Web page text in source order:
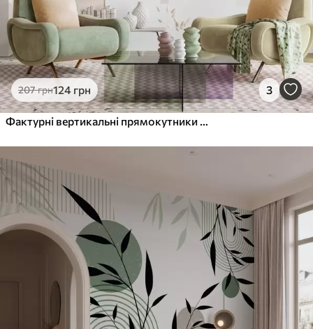
207грн124 грн 3
Фактурні вертикальні прямокутники різної прозорості та відтінків зеленого, абстрактне мистецтво